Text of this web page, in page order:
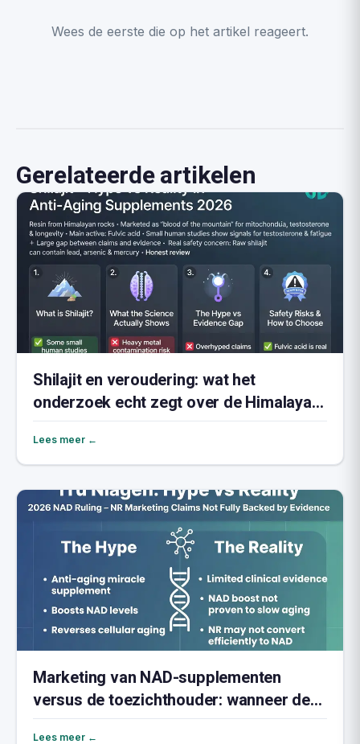
Wees de eerste die op het artikel reageert.
Gerelateerde artikelen
Shilajit en veroudering: wat het
onderzoek echt zegt over de Himalaya-
hars
Lees meer ←
Marketing van NAD-supplementen
versus de toezichthouder: wanneer de
wetenschap de belofte niet ondersteunt
Lees meer ←